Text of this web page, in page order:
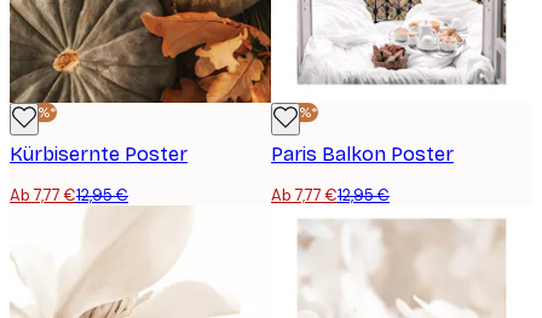
-40%*
Kürbisernte Poster
Ab 7,77 €12,95 €
-40%*
Paris Balkon Poster
Ab 7,77 €12,95 €